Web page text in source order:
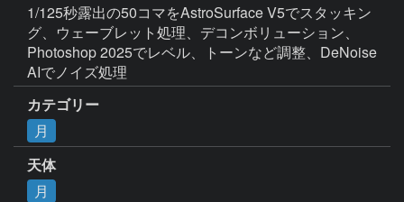
1/125秒露出の50コマをAstroSurface V5でスタッキン
グ、ウェーブレット処理、デコンボリューション、
Photoshop 2025でレベル、トーンなど調整、DeNoise
AIでノイズ処理
カテゴリー
月
天体
月